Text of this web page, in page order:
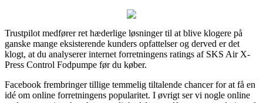
Trustpilot medfører ret hæderlige løsninger til at blive klogere på
ganske mange eksisterende kunders opfattelser og derved er det
klogt, at du analyserer internet forretningens ratings af SKS Air X-
Press Control Fodpumpe før du køber.
Facebook frembringer tillige temmelig tiltalende chancer for at få en
idé om online forretningens popularitet. I øvrigt ser vi nogle online